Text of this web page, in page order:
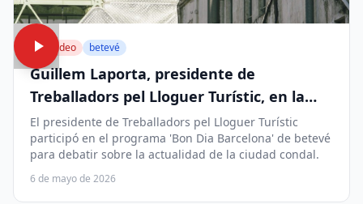
▶ Video betevé
Guillem Laporta, presidente de
Treballadors pel Lloguer Turístic, en la
tertulia matinal de betevé
El presidente de Treballadors pel Lloguer Turístic
participó en el programa 'Bon Dia Barcelona' de betevé
para debatir sobre la actualidad de la ciudad condal.
6 de mayo de 2026